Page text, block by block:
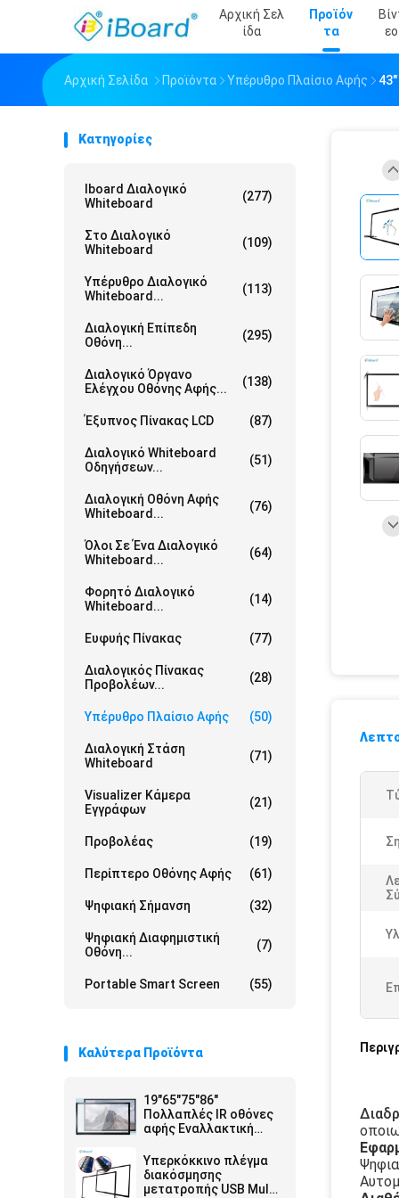
Αρχική Σελ
Ίδα
Προϊόν
Τα
Εο
Αρχική Σελίδα Προϊόντα Υπέρυθρο Πλαίσιο Αφής
Κατηγορίες
Iboard Διαλογικό
Whiteboard
(277)
Στο Διαλογικό
Whiteboard
(109)
Υπέρυθρο Διαλογικό
Whiteboard...
(113)
Διαλογική Επίπεδη
Οθόνη...
(295)
Διαλογικό Όργανο
Ελέγχου Οθόνης Αφής...
(138)
Έξυπνος Πίνακας LCD (87)
Διαλογικό Whiteboard
Οδηγήσεων...
(51)
Διαλογική Οθόνη Αφής
Whiteboard...
(76)
Όλοι Σε Ένα Διαλογικό
Whiteboard...
(64)
Φορητό Διαλογικό
Whiteboard...
(14)
Ευφυής Πίνακας (77)
Διαλογικός Πίνακας
Προβολέων...
(28)
Υπέρυθρο Πλαίσιο Αφής (50)
Διαλογική Στάση
Whiteboard
(71)
Visualizer Κάμερα
Εγγράφων
(21)
Προβολέας (19)
Περίπτερο Οθόνης Αφής (61)
Ψηφιακή Σήμανση (32)
Ψηφιακή Διαφημιστική
Οθόνη...
(7)
Portable Smart Screen (55)
Καλύτερα Προϊόντα
19"65"75"86"
Πολλαπλές IR οθόνες
αφής Εναλλακτική
Εναλλακτική
Εναλλακτική
Εναλλακτική
Υπερκόκκινο πλέγμα
διακόσμησης
μετατροπής USB Multi